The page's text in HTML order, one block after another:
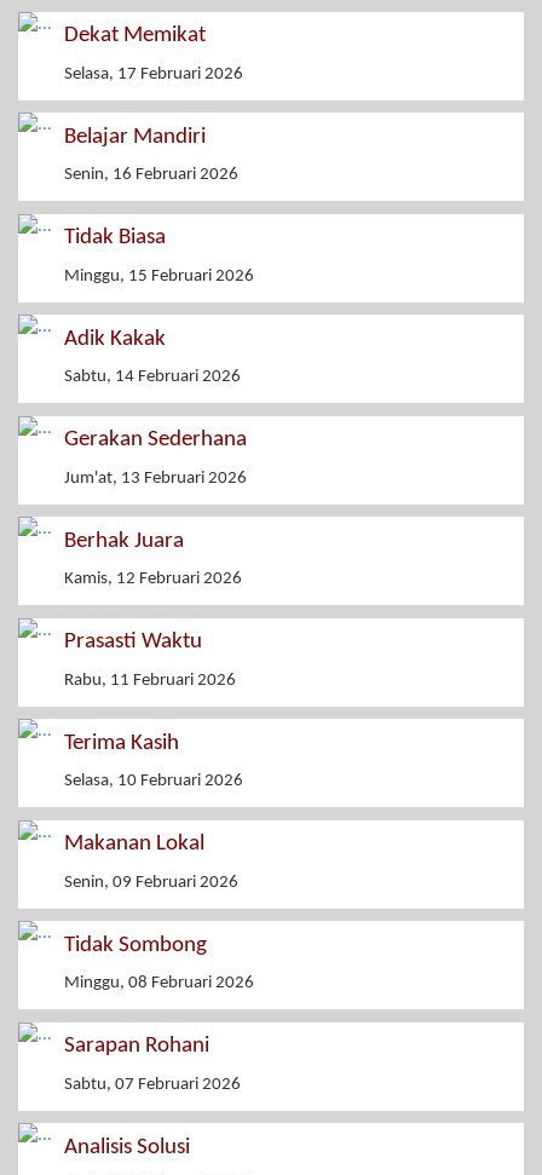
Dekat Memikat
Selasa, 17 Februari 2026
Belajar Mandiri
Senin, 16 Februari 2026
Tidak Biasa
Minggu, 15 Februari 2026
Adik Kakak
Sabtu, 14 Februari 2026
Gerakan Sederhana
Jum'at, 13 Februari 2026
Berhak Juara
Kamis, 12 Februari 2026
Prasasti Waktu
Rabu, 11 Februari 2026
Terima Kasih
Selasa, 10 Februari 2026
Makanan Lokal
Senin, 09 Februari 2026
Tidak Sombong
Minggu, 08 Februari 2026
Sarapan Rohani
Sabtu, 07 Februari 2026
Analisis Solusi